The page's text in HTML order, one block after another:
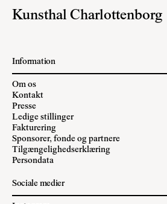
Kunsthal Charlottenborg
Information
Om os
Kontakt
Presse
Ledige stillinger
Fakturering
Sponsorer, fonde og partnere
Tilgængelighedserklæring
Persondata
Sociale medier